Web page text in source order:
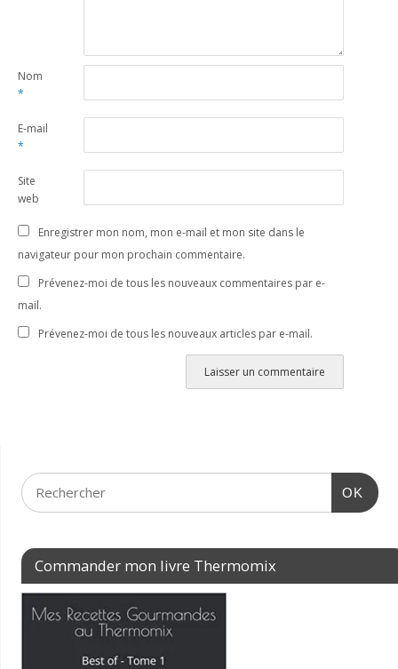
Nom
*
E-mail
*
Site
web
Enregistrer mon nom, mon e-mail et mon site dans le
navigateur pour mon prochain commentaire.
Prévenez-moi de tous les nouveaux commentaires par e-
mail.
Prévenez-moi de tous les nouveaux articles par e-mail.
OK
Commander mon livre Thermomix